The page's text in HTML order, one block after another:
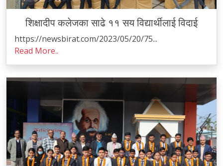
शिक्षादीप कलेजका साढे ११ सय विद्यार्थीलाई विदाई
https://newsbirat.com/2023/05/20/75...
Read More..